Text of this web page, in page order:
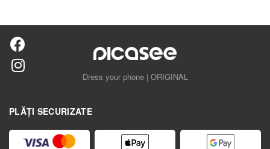
Dress your phone | ORIGINAL
PLĂȚI SECURIZATE